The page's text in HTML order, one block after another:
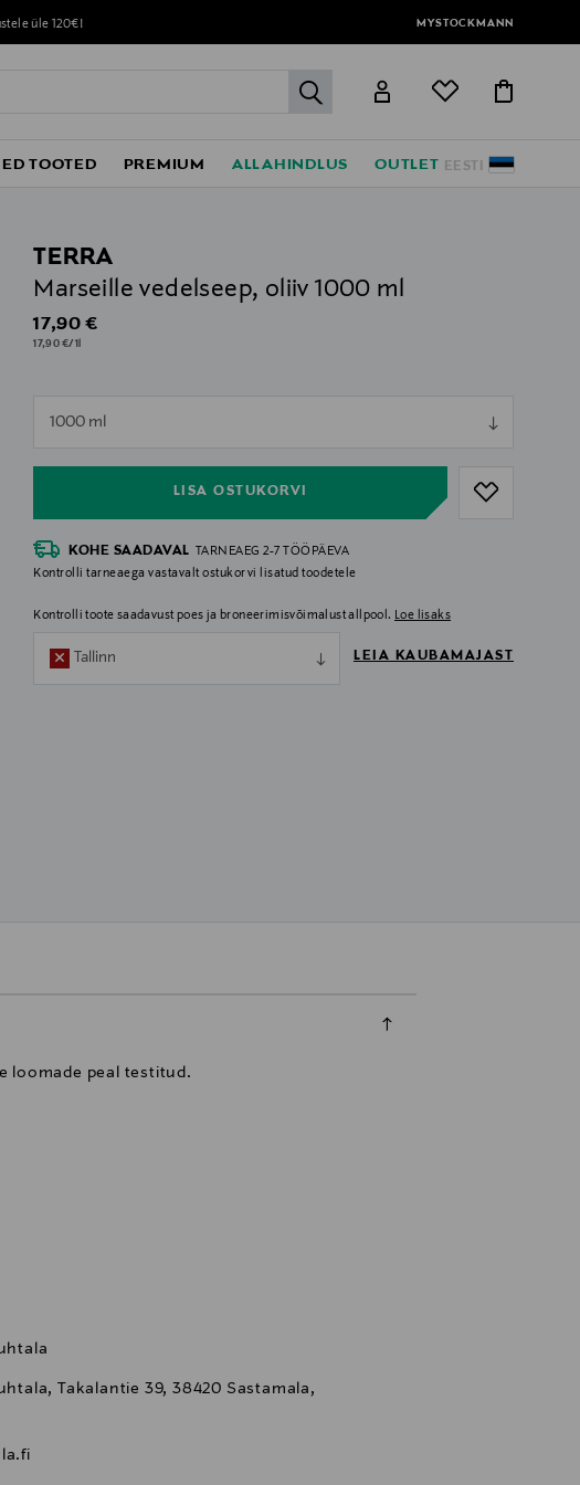
üle 120€! MYSTOCKMANN
label.header.go
EESTI
TOOTED PREMIUM ALLAHINDLUS OUTLET
TERRA
Marseille vedelseep, oliiv 1000 ml
Original Price
17,90 €
17,90 €/1l
1000 ml
LISA OSTUKORVI
null
KOHE SAADAVAL TARNEAEG 2-7 TÖÖPÄEVA
Kontrolli tarneaega vastavalt ostukorvi lisatud toodetele
Kontrolli toote saadavust poes ja broneerimisvõimalust allpool. Loe lisaks
Tallinn LEIA KAUBAMAJAST
loomade peal testitud.
Takalantie 39, 38420 Sastamala,